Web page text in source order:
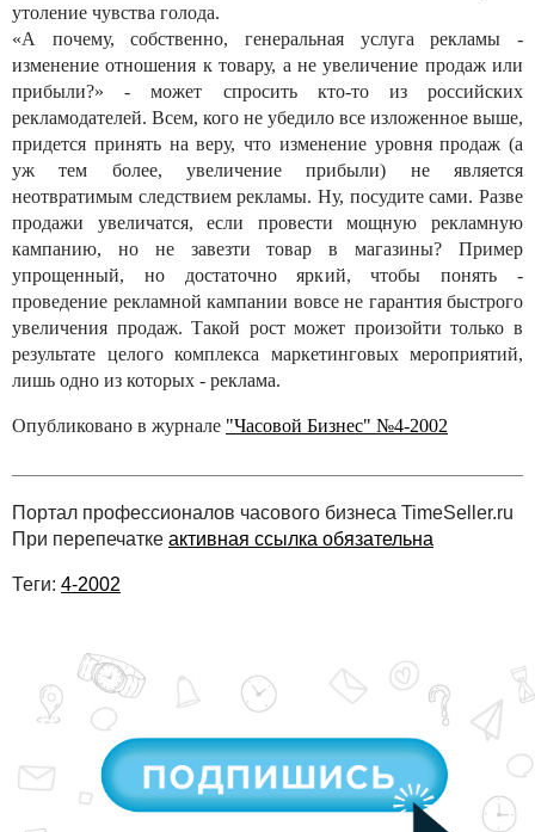
утоление чувства голода.
«А почему, собственно, генеральная услуга рекламы -
изменение отношения к товару, а не увеличение продаж или
прибыли?» - может спросить кто-то из российских
рекламодателей. Всем, кого не убедило все изложенное выше,
придется принять на веру, что изменение уровня продаж (а
уж тем более, увеличение прибыли) не является
неотвратимым следствием рекламы. Ну, посудите сами. Разве
продажи увеличатся, если провести мощную рекламную
кампанию, но не завезти товар в магазины? Пример
упрощенный, но достаточно яркий, чтобы понять -
проведение рекламной кампании вовсе не гарантия быстрого
увеличения продаж. Такой рост может произойти только в
результате целого комплекса маркетинговых мероприятий,
лишь одно из которых - реклама.
Опубликовано в журнале "Часовой Бизнес" №4-2002
Портал профессионалов часового бизнеса TimeSeller.ru
При перепечатке активная ссылка обязательна
Теги: 4-2002